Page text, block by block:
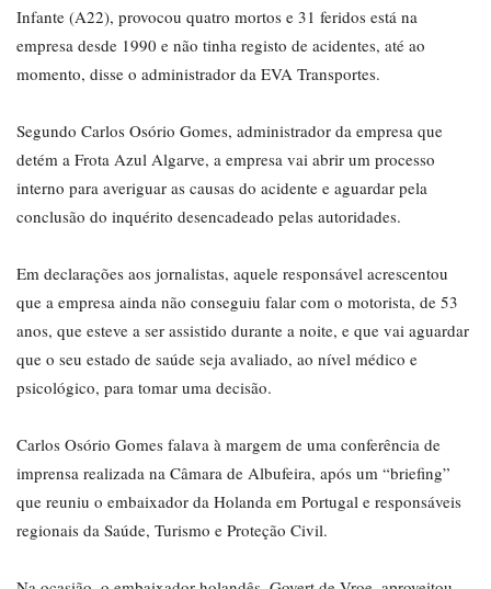
Infante (A22), provocou quatro mortos e 31 feridos está na
empresa desde 1990 e não tinha registo de acidentes, até ao
momento, disse o administrador da EVA Transportes.
Segundo Carlos Osório Gomes, administrador da empresa que
detém a Frota Azul Algarve, a empresa vai abrir um processo
interno para averiguar as causas do acidente e aguardar pela
conclusão do inquérito desencadeado pelas autoridades.
Em declarações aos jornalistas, aquele responsável acrescentou
que a empresa ainda não conseguiu falar com o motorista, de 53
anos, que esteve a ser assistido durante a noite, e que vai aguardar
que o seu estado de saúde seja avaliado, ao nível médico e
psicológico, para tomar uma decisão.
Carlos Osório Gomes falava à margem de uma conferência de
imprensa realizada na Câmara de Albufeira, após um “briefing”
que reuniu o embaixador da Holanda em Portugal e responsáveis
regionais da Saúde, Turismo e Proteção Civil.